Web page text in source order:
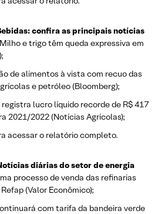
confira as principais notícias
e trigo têm queda expressiva em
de alimentos à vista com recuo das
e petróleo (Bloomberg);
registra lucro líquido recorde de R$ 417
2021/2022 (Notícias Agrícolas);
acessar o relatório completo.
diárias do setor de energia
processo de venda das refinarias
(Valor Econômico);
com tarifa da bandeira verde